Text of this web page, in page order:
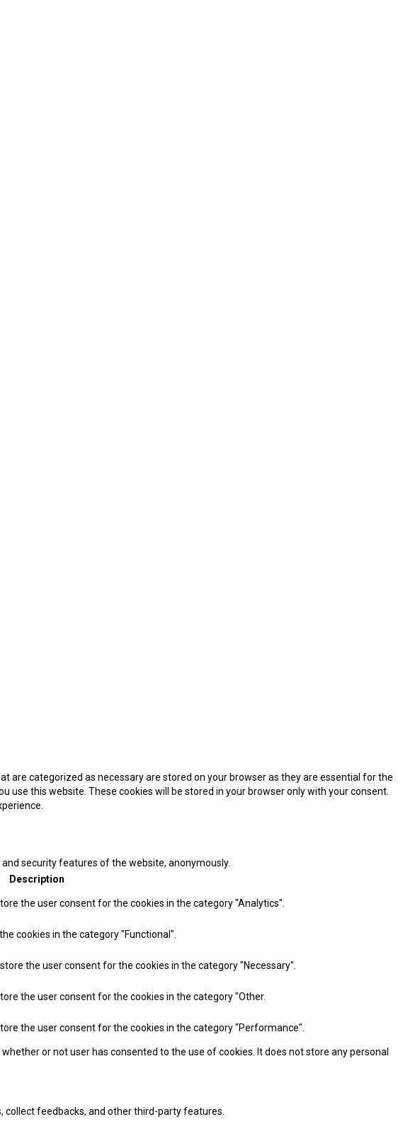
are categorized as necessary are stored on your browser as they are essential for the
this website. These cookies will be stored in your browser only with your consent.
security features of the website, anonymously.
Description
the user consent for the cookies in the category "Analytics".
cookies in the category "Functional".
the user consent for the cookies in the category "Necessary".
the user consent for the cookies in the category "Other.
the user consent for the cookies in the category "Performance".
or not user has consented to the use of cookies. It does not store any personal
feedbacks, and other third-party features.